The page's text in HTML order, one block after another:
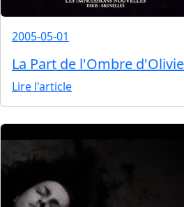
2005-05-01
La Part de l'Ombre
Lire l'article